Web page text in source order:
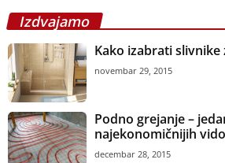
Izdvajamo
Kako izabrati slivnike
novembar 29, 2015
Podno grejanje –
najekonomičnijih
decembar 28, 2015